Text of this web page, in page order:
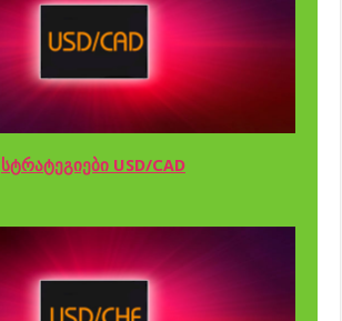
სტრატეგიები USD/CAD